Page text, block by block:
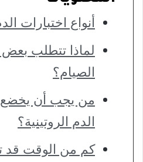
أنواع اختبارات
لماذا تتطلب
الصيام؟
من يجب أن
الدم الروتينية؟
كم من الوقت قد